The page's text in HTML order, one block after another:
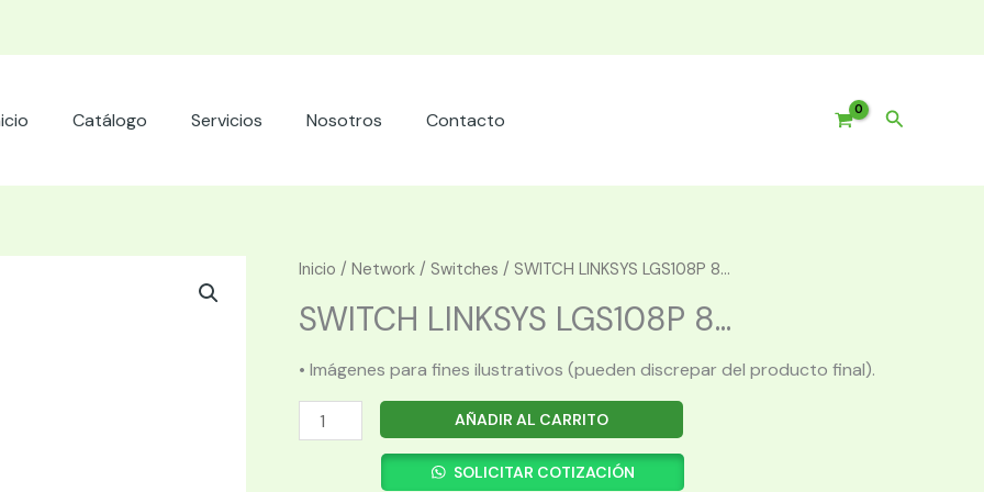
Catálogo Servicios Nosotros Contacto Buscar
Inicio / Network / Switches / SWITCH LINKSYS LGS108P 8...
SWITCH LINKSYS LGS108P 8...
• Imágenes para fines ilustrativos (pueden discrepar del producto final).
SWITCH
LINKSYS
AÑADIR AL CARRITO
SOLICITAR COTIZACIÓN